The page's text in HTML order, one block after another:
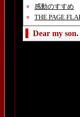
感動のすすめ
THE PAGE
Dear my son.